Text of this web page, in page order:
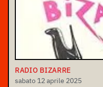
RADIO BIZARRE
sabato 12 aprile 2025